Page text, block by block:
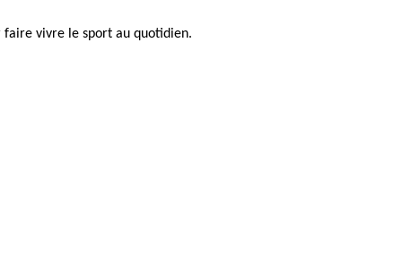
faire vivre le sport au quotidien.